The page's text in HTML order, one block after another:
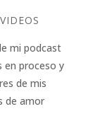
VIDEOS
mi podcast
en proceso y
de mis
de amor